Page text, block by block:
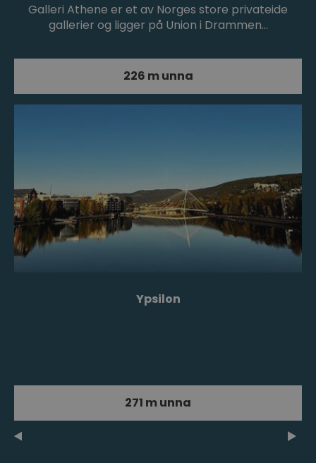
Galleri Athene er et av Norges store privateide
gallerier og ligger på Union i Drammen…
226 m unna
Ypsilon
271 m unna